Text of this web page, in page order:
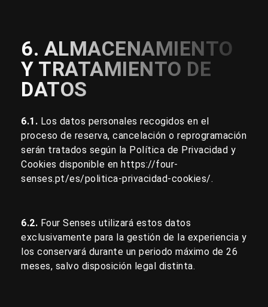
6. ALMACENAMIENTO
Y TRATAMIENTO DE
DATOS
6.1. Los datos personales recogidos en el
proceso de reserva, cancelación o reprogramación
serán tratados según la Política de Privacidad y
Cookies disponible en https://four-
senses.pt/es/politica-privacidad-cookies/.
6.2. Four Senses utilizará estos datos
exclusivamente para la gestión de la experiencia y
los conservará durante un periodo máximo de 26
meses, salvo disposición legal distinta.